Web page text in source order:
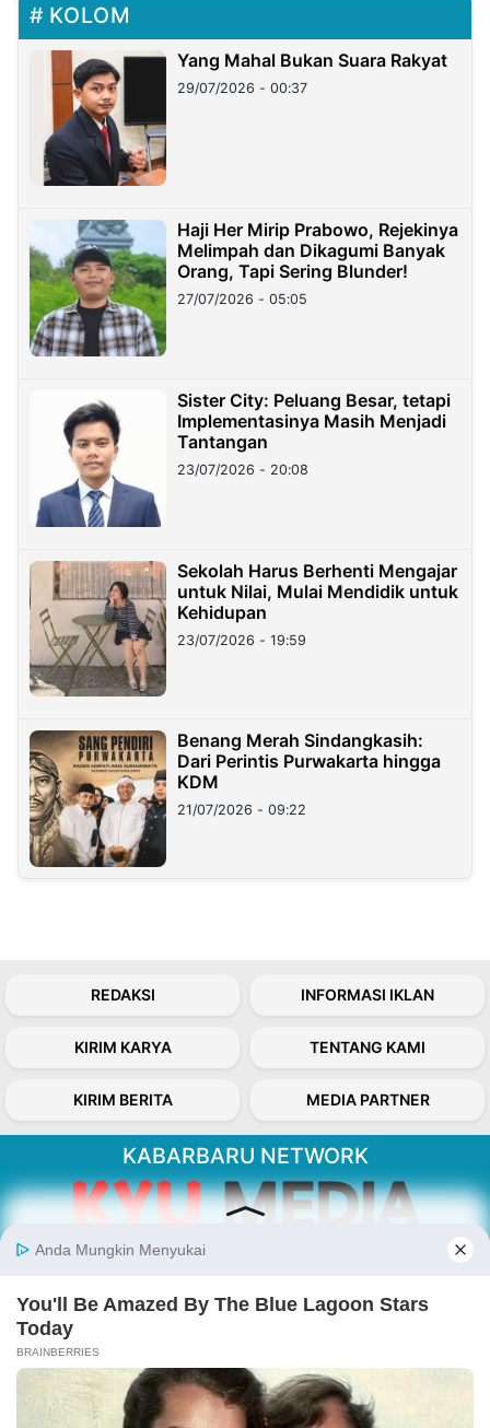
KOLOM
Yang Mahal Bukan Suara Rakyat
29/07/2026 - 00:37
Haji Her Mirip Prabowo, Rejekinya
Melimpah dan Dikagumi Banyak
Orang, Tapi Sering Blunder!
27/07/2026 - 05:05
Sister City: Peluang Besar, tetapi
Implementasinya Masih Menjadi
Tantangan
23/07/2026 - 20:08
Sekolah Harus Berhenti Mengajar
untuk Nilai, Mulai Mendidik untuk
Kehidupan
23/07/2026 - 19:59
Benang Merah Sindangkasih:
Dari Perintis Purwakarta hingga
KDM
21/07/2026 - 09:22
REDAKSI INFORMASI IKLAN
KIRIM KARYA TENTANG KAMI
KIRIM BERITA MEDIA PARTNER
KABARBARU NETWORK
Follow Kabarbaru